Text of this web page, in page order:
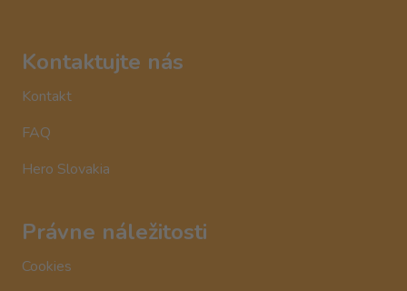
Kontaktujte nás
Kontakt
FAQ
Hero Slovakia
Právne náležitosti
Cookies